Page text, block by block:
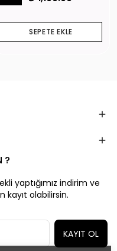
SEPETE EKLE
?
yaptığımız indirim ve
kayıt olabilirsin.
KAYIT OL